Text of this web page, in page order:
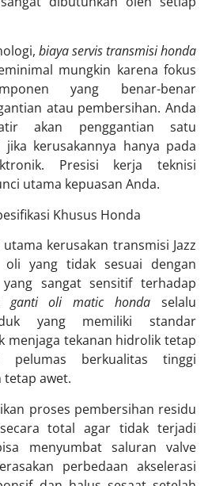
biaya servis transmisi honda
mungkin karena fokus
yang benar-benar
atau pembersihan. Anda
akan penggantian satu
kerusakannya hanya pada
Presisi kerja teknisi
utama kepuasan Anda.
Khusus Honda
kerusakan transmisi Jazz
oli yang tidak sesuai dengan
sangat sensitif terhadap
ganti oli matic honda selalu
yang memiliki standar
menjaga tekanan hidrolik tetap
pelumas berkualitas tinggi
awet.
proses pembersihan residu
total agar tidak terjadi
menyumbat saluran valve
perbedaan akselerasi